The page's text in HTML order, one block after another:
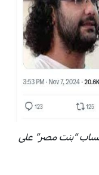
“بنت مصر” على